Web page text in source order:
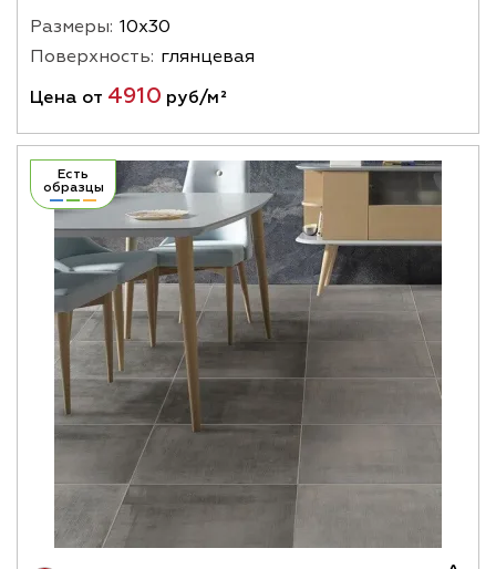
Размеры: 10х30
Поверхность: глянцевая
Цена от 4910 руб/м²
Есть
образцы